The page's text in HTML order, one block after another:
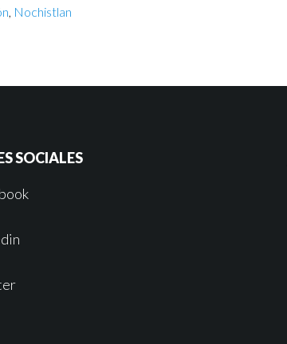
, Nochistlan
SOCIALES